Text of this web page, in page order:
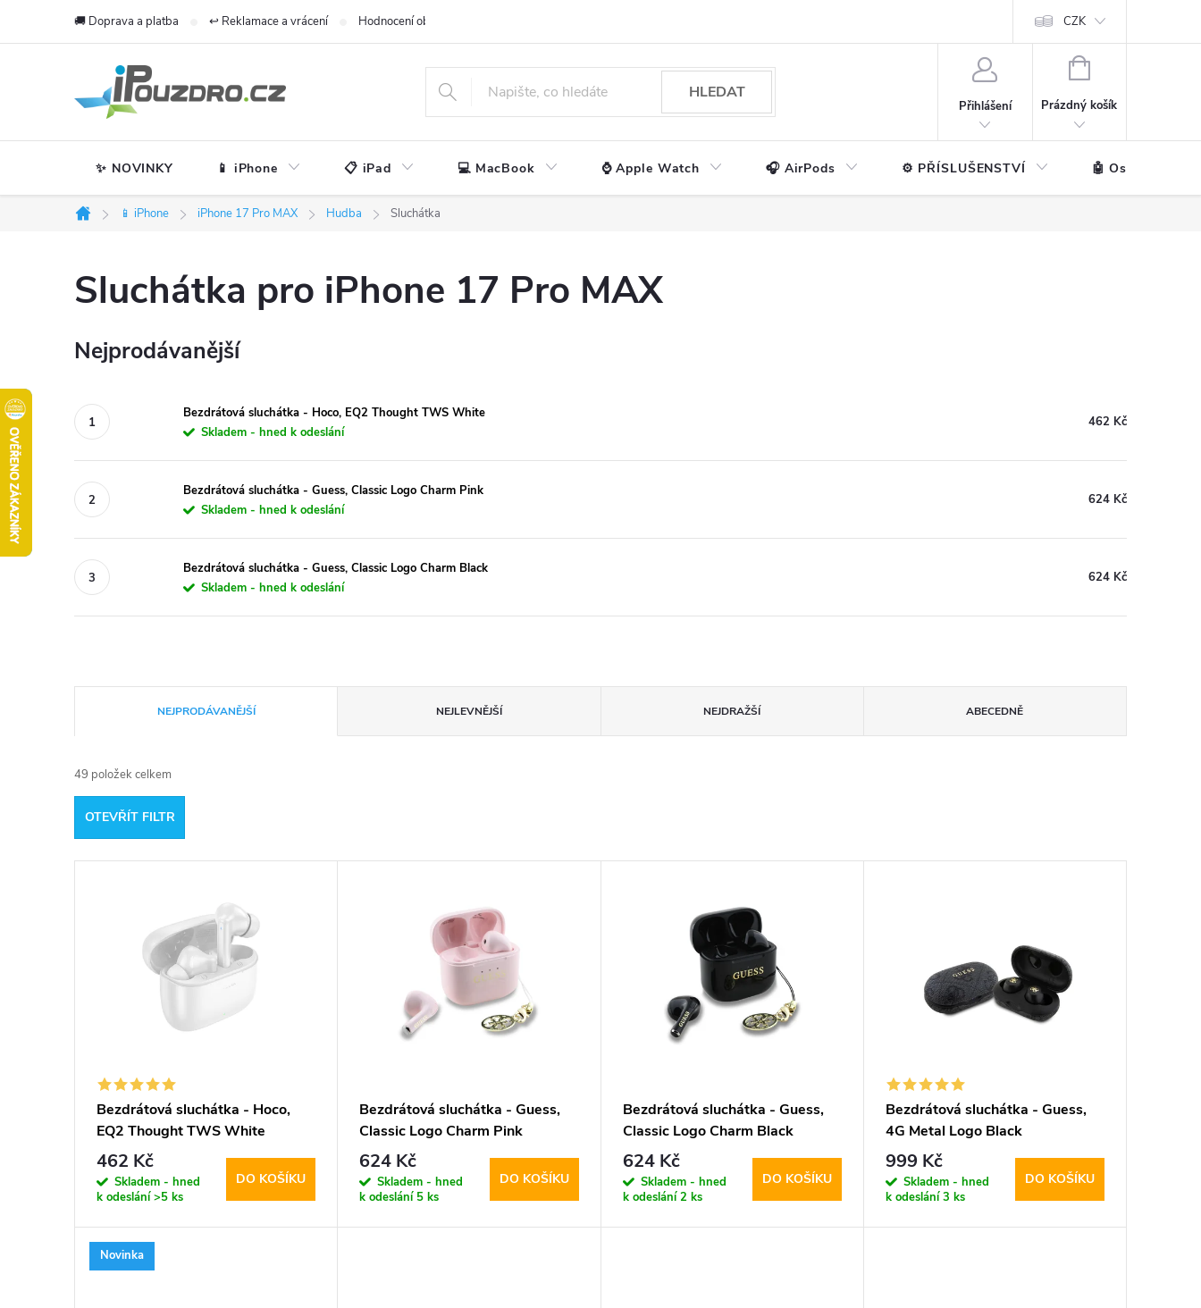
🚚 Doprava a platba ↩️ Reklamace a vrácení Hodnocení obchodu CZK
HLEDAT
Přihlášení
NÁKUPNÍ
Prázdný košík
✨ NOVINKY 📱 iPhone 📋 iPad 💻 MacBook ⌚ Apple Watch 🎧 AirPods ⚙️ PŘÍSLUŠENSTVÍ 🤖 Ostatní
Domů
📱 iPhone iPhone 17 Pro MAX Hudba Sluchátka
Sluchátka pro iPhone 17 Pro MAX
Nejprodávanější
Bezdrátová sluchátka - Hoco, EQ2 Thought TWS White
Skladem - hned k odeslání
462 Kč
Bezdrátová sluchátka - Guess, Classic Logo Charm Pink
Skladem - hned k odeslání
624 Kč
Bezdrátová sluchátka - Guess, Classic Logo Charm Black
Skladem - hned k odeslání
624 Kč
a
z
e
t
NEJPRODÁVANĚJŠÍ NEJLEVNĚJŠÍ NEJDRAŽŠÍ ABECEDNĚ
49 položek celkem
OTEVŘÍT FILTR
d
u
Bezdrátová sluchátka - Hoco,
EQ2 Thought TWS White
462 Kč
Skladem - hned
k odeslání>5 ks
DO KOŠÍKU
Bezdrátová sluchátka - Guess,
Classic Logo Charm Pink
624 Kč
Skladem - hned
k odeslání 5 ks
DO KOŠÍKU
Bezdrátová sluchátka - Guess,
Classic Logo Charm Black
624 Kč
Skladem - hned
k odeslání2 ks
DO KOŠÍKU
Bezdrátová sluchátka - Guess,
4G Metal Logo Black
999 Kč
Skladem - hned
k odeslání3 ks
DO KOŠÍKU
Novinka